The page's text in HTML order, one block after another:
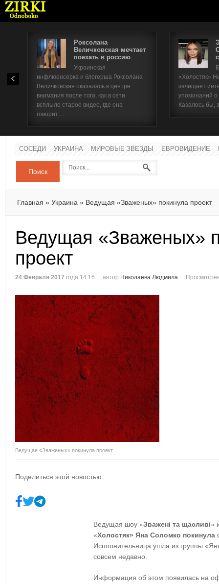
Роксолана
Величковская мечтает
поехать в россию
Украинская
инфлюенсерка и блогерша Роксолана
Величковская оказалась в центре
внимания после того, как в сети
всплыло старое видео, где она
говорит:...
«Холостяк»
зачищает
упоминаний
Казалось бы,
СОСЕДИ УКРАИНА МИРОВЫЕ ЗВЕЗДЫ ЕВРОВИДЕНИЕ
Поиск
Главная » Украина » Ведущая «Зваженых» покинула проект
Ведущая «Зваженых»
проект
24 Февраля 2017 года 14:16 автор Николаева Людмила
Ведущая «Зваженых» покинула проект
Поделиться этой новостью:
Ведущая шоу «Зважені та щасливі»
«Холостяк» Яна Соломко покинула
Исполнительница ушла из группы
совсем недавно.
Информация об этом появилась на
Имя